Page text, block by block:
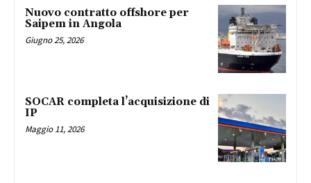
Nuovo contratto offshore per
Saipem in Angola
Giugno 25, 2026
SOCAR completa l’acquisizione di
IP
Maggio 11, 2026